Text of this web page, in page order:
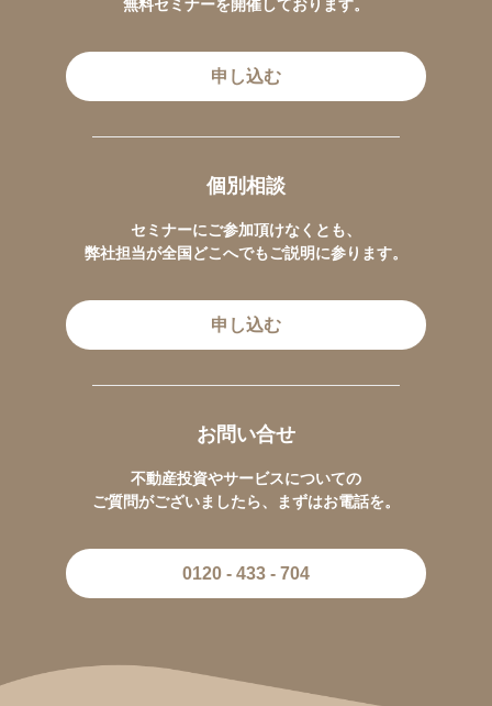
無料セミナーを開催しております。
申し込む
個別相談
セミナーにご参加頂けなくとも、
弊社担当が全国どこへでもご説明に参ります。
申し込む
お問い合せ
不動産投資やサービスについての
ご質問がございましたら、まずはお電話を。
0120 - 433 - 704